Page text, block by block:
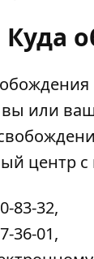
Куда
вы или
центр с
83-32,
36-01,